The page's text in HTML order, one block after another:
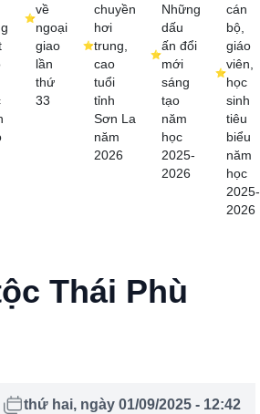
về
ngoại
giao
lần
thứ
33
chuyền
hơi
trung,
cao
tuổi
tỉnh
Sơn La
năm
2026
Những
dấu
ấn đổi
mới
sáng
tạo
năm
học
2025-
2026
cán
bộ,
giáo
viên,
học
sinh
tiêu
biểu
năm
học
2025-
2026
Thái Phù
thứ hai, ngày 01/09/2025 - 12:42